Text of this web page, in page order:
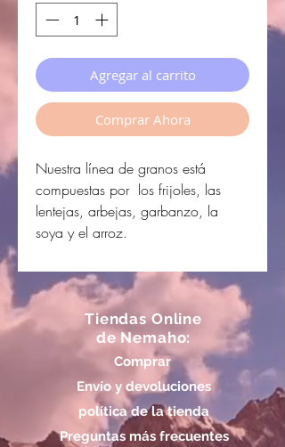
Agregar al carrito
Comprar Ahora
Nuestra línea de granos está
compuestas por los frijoles, las
lentejas, arbejas, garbanzo, la
soya y el arroz.
Tiendas Online
de Nemaho:
Comprar
Envío y devoluciones
política de la tienda
Preguntas más frecuentes